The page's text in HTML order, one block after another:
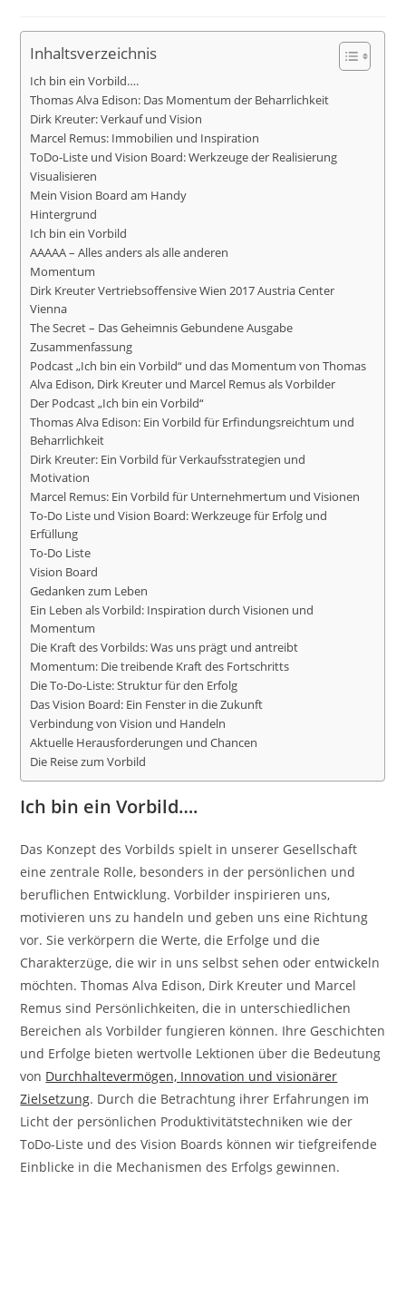
Inhaltsverzeichnis
Ich bin ein Vorbild….
Thomas Alva Edison: Das Momentum der Beharrlichkeit
Dirk Kreuter: Verkauf und Vision
Marcel Remus: Immobilien und Inspiration
ToDo-Liste und Vision Board: Werkzeuge der Realisierung
Visualisieren
Mein Vision Board am Handy
Hintergrund
Ich bin ein Vorbild
AAAAA – Alles anders als alle anderen
Momentum
Dirk Kreuter Vertriebsoffensive Wien 2017 Austria Center
Vienna
The Secret – Das Geheimnis Gebundene Ausgabe
Zusammenfassung
Podcast „Ich bin ein Vorbild“ und das Momentum von Thomas
Alva Edison, Dirk Kreuter und Marcel Remus als Vorbilder
Der Podcast „Ich bin ein Vorbild“
Thomas Alva Edison: Ein Vorbild für Erfindungsreichtum und
Beharrlichkeit
Dirk Kreuter: Ein Vorbild für Verkaufsstrategien und
Motivation
Marcel Remus: Ein Vorbild für Unternehmertum und Visionen
To-Do Liste und Vision Board: Werkzeuge für Erfolg und
Erfüllung
To-Do Liste
Vision Board
Gedanken zum Leben
Ein Leben als Vorbild: Inspiration durch Visionen und
Momentum
Die Kraft des Vorbilds: Was uns prägt und antreibt
Momentum: Die treibende Kraft des Fortschritts
Die To-Do-Liste: Struktur für den Erfolg
Das Vision Board: Ein Fenster in die Zukunft
Verbindung von Vision und Handeln
Aktuelle Herausforderungen und Chancen
Die Reise zum Vorbild
Ich bin ein Vorbild….
Das Konzept des Vorbilds spielt in unserer Gesellschaft
eine zentrale Rolle, besonders in der persönlichen und
beruflichen Entwicklung. Vorbilder inspirieren uns,
motivieren uns zu handeln und geben uns eine Richtung
vor. Sie verkörpern die Werte, die Erfolge und die
Charakterzüge, die wir in uns selbst sehen oder entwickeln
möchten. Thomas Alva Edison, Dirk Kreuter und Marcel
Remus sind Persönlichkeiten, die in unterschiedlichen
Bereichen als Vorbilder fungieren können. Ihre Geschichten
und Erfolge bieten wertvolle Lektionen über die Bedeutung
von Durchhaltevermögen, Innovation und visionärer
Zielsetzung. Durch die Betrachtung ihrer Erfahrungen im
Licht der persönlichen Produktivitätstechniken wie der
ToDo-Liste und des Vision Boards können wir tiefgreifende
Einblicke in die Mechanismen des Erfolgs gewinnen.